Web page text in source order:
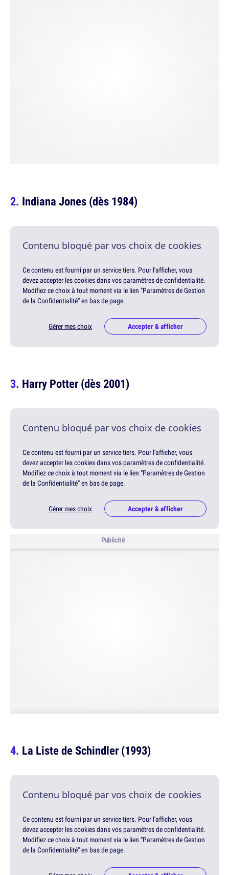
Indiana Jones (dès 1984)
Contenu bloqué par vos choix de cookies
Ce contenu est fourni par un service tiers. Pour l'afficher, vous
devez accepter les cookies dans vos paramètres de confidentialité.
Modifiez ce choix à tout moment via le lien "Paramètres de Gestion
de la Confidentialité" en bas de page.
Gérer mes choix Accepter & afficher
Harry Potter (dès 2001)
Contenu bloqué par vos choix de cookies
Ce contenu est fourni par un service tiers. Pour l'afficher, vous
devez accepter les cookies dans vos paramètres de confidentialité.
Modifiez ce choix à tout moment via le lien "Paramètres de Gestion
de la Confidentialité" en bas de page.
Gérer mes choix Accepter & afficher
Publicité
La Liste de Schindler (1993)
Contenu bloqué par vos choix de cookies
Ce contenu est fourni par un service tiers. Pour l'afficher, vous
devez accepter les cookies dans vos paramètres de confidentialité.
Modifiez ce choix à tout moment via le lien "Paramètres de Gestion
de la Confidentialité" en bas de page.